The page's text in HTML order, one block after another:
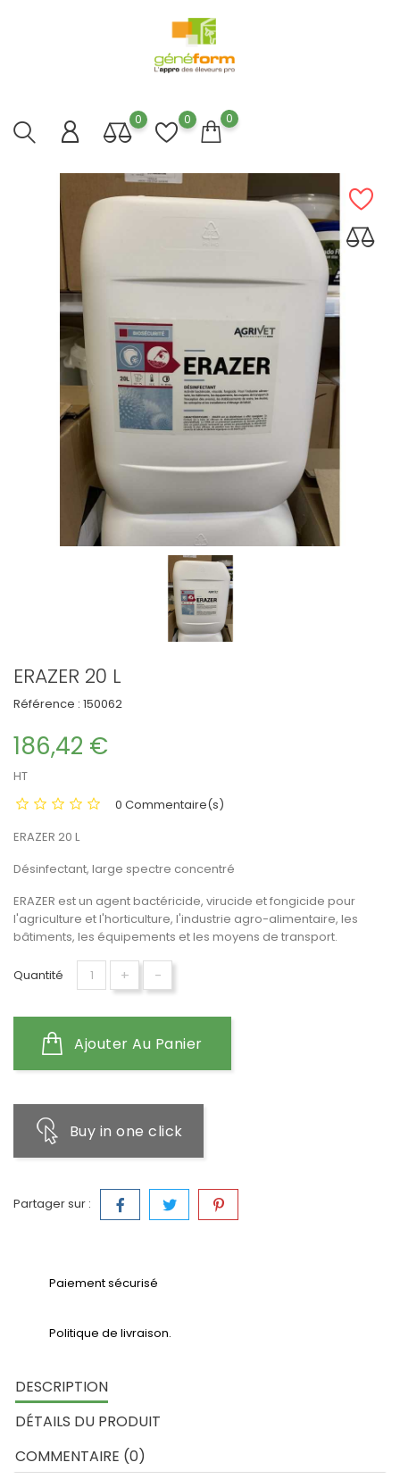
0 0 0
ERAZER 20 L
Référence : 150062
186,42 €
HT
0 Commentaire(s)
ERAZER 20 L
Désinfectant, large spectre concentré
ERAZER est un agent bactéricide, virucide et fongicide pour
l'agriculture et l'horticulture, l'industrie agro-alimentaire, les
bâtiments, les équipements et les moyens de transport.
Quantité + -
Ajouter Au Panier
Buy in one click
Partager sur :
Paiement sécurisé
Politique de livraison.
DESCRIPTION
DÉTAILS DU PRODUIT
COMMENTAIRE (0)